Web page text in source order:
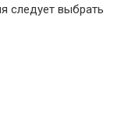
следует выбрать